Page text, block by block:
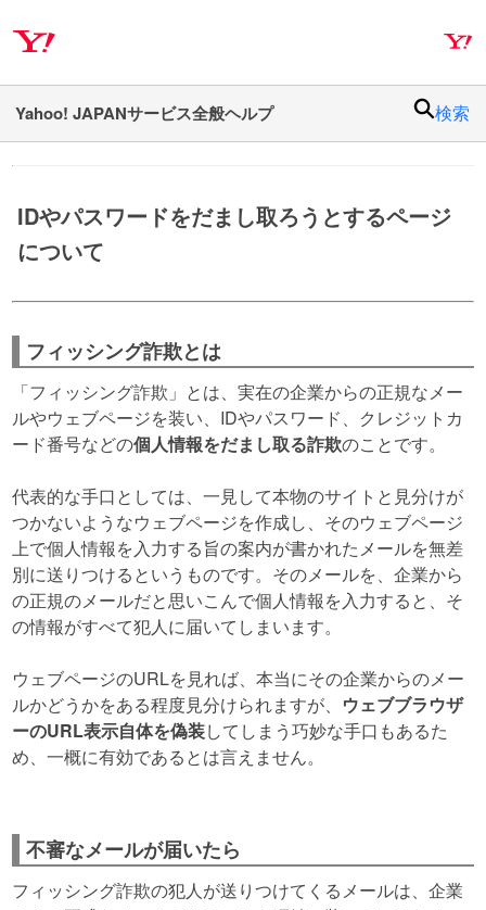
ナ
ビ
ー
へ
ス
キ
メ
イ
コ
ツ
へ
ス
プ
検索
IDやパスワードをだまし取ろうとするページ
について
フィッシング詐欺とは
「フィッシング詐欺」とは、実在の企業からの正規なメー
ルやウェブページを装い、IDやパスワード、クレジットカ
ード番号などの個人情報をだまし取る詐欺のことです。
代表的な手口としては、一見して本物のサイトと見分けが
つかないようなウェブページを作成し、そのウェブページ
上で個人情報を入力する旨の案内が書かれたメールを無差
別に送りつけるというものです。そのメールを、企業から
の正規のメールだと思いこんで個人情報を入力すると、そ
の情報がすべて犯人に届いてしまいます。
ウェブページのURLを見れば、本当にその企業からのメー
ルかどうかをある程度見分けられますが、 ウェブブラウザ
ーのURL表示自体を偽装してしまう巧妙な手口もあるた
め、一概に有効であるとは言えません。
不審なメールが届いたら
フィッシング詐欺の犯人が送りつけてくるメールは、企業